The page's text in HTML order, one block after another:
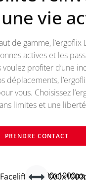
vie
de gamme, l’ergoflix
actives et les
voulez profiter d’une
déplacements,
vous. Choisissez
limites et une
PRENDRE CONTACT